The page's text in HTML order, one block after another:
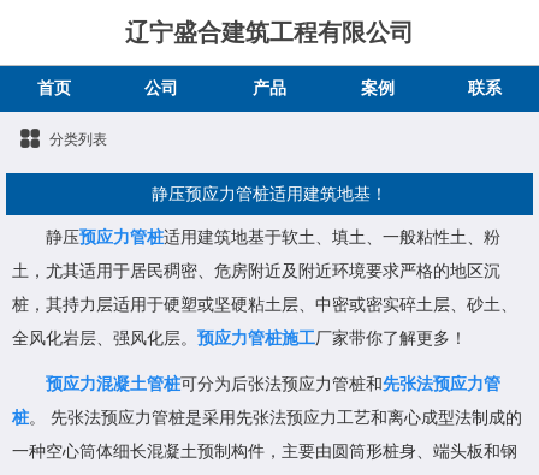
辽宁盛合建筑工程有限公司
首页 公司 产品 案例 联系
分类列表
静压预应力管桩适用建筑地基！
静压预应力管桩适用建筑地基于软土、填土、一般粘性土、粉
土，尤其适用于居民稠密、危房附近及附近环境要求严格的地区沉
桩，其持力层适用于硬塑或坚硬粘土层、中密或密实碎土层、砂土、
全风化岩层、强风化层。 预应力管桩施工厂家带你了解更多！
预应力混凝土管桩可分为后张法预应力管桩和先张法预应力管
桩。 先张法预应力管桩是采用先张法预应力工艺和离心成型法制成的
一种空心筒体细长混凝土预制构件，主要由圆筒形桩身、端头板和钢